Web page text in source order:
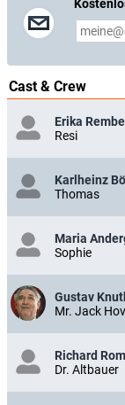
Cast & Crew
Erika
Resi
Karlheinz
Thomas
Maria
Sophie
Gustav
Mr. Jack
Richard
Dr. Altbauer